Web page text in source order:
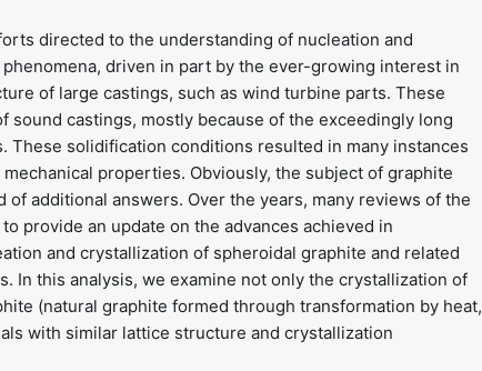
directed to the understanding of nucleation and
driven in part by the ever-growing interest in
of large castings, such as wind turbine parts. These
castings, mostly because of the exceedingly long
solidification conditions resulted in many instances
properties. Obviously, the subject of graphite
additional answers. Over the years, many reviews of the
provide an update on the advances achieved in
and crystallization of spheroidal graphite and related
this analysis, we examine not only the crystallization of
(natural graphite formed through transformation by heat,
with similar lattice structure and crystallization